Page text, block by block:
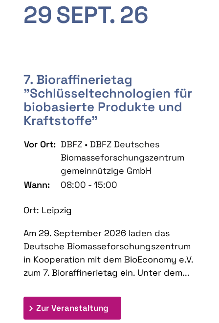
29SEPT. 26
7. Bioraffinerietag
"Schlüsseltechnologien für
biobasierte Produkte und
Kraftstoffe"
Vor Ort: DBFZ • DBFZ Deutsches
Biomasseforschungszentrum
gemeinnützige GmbH
Wann:
08:00 - 15:00
Ort: Leipzig
Am 29. September 2026 laden das
Deutsche Biomasseforschungszentrum
in Kooperation mit dem BioEconomy e.V.
zum 7. Bioraffinerietag ein. Unter dem...
Zur Veranstaltung